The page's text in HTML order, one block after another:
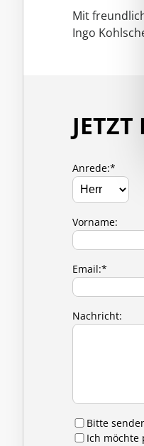
Mit
Ingo
Anrede:*
Vorname:
Email:*
Nachricht:
Bitte
Ich möchte